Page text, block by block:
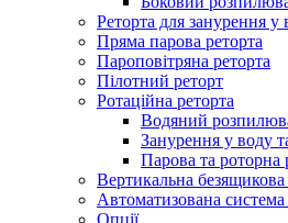
Реторта для занурення у
Пряма парова реторта
Пароповітряна реторта
Пілотний реторт
Ротаційна реторта
Водяний
Занурення у воду
Парова та роторна
Вертикальна безящикова
Автоматизована система
Опції